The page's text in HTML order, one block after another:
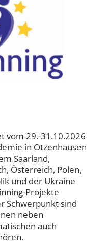
vom 29.-31.10.2026
in Otzenhausen
Saarland,
Österreich, Polen,
und der Ukraine
Projekte
Schwerpunkt sind
neben
auch